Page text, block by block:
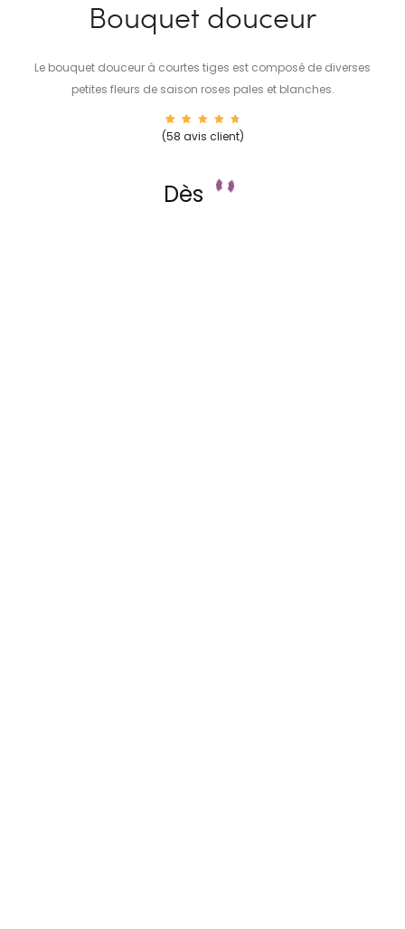
Bouquet douceur
Le bouquet douceur à courtes tiges est composé de diverses
petites fleurs de saison roses pales et blanches.
Noté
4.86
56
notatio
ns
client
(58 avis client)
Dès